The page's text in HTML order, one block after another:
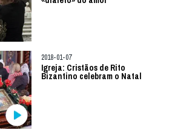
2018-01-07
Igreja: Cristãos de Rito
Bizantino celebram o Natal